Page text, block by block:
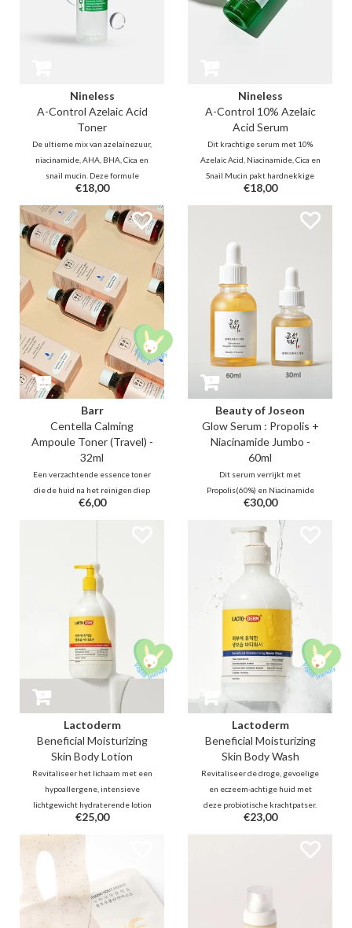
Nineless
A-Control Azelaic Acid
Toner
De ultieme mix van azelaïnezuur,
niacinamide, AHA, BHA, Cica en
snail mucin. Deze formule
vervaagt vlekjes, reguleert talg
en kalmeert roodheid direct. Het
vermindert acne en herstelt de
barrière—dé perfecte match voor
de acne- en rosaceagevoelige
huid!
€18,00
Nineless
A-Control 10% Azelaic
Acid Serum
Dit krachtige serum met 10%
Azelaic Acid, Niacinamide, Cica en
Snail Mucin pakt hardnekkige
pigmentatie aan en vervaagt
acnelittekens. Ideaal voor de
acne- en rosacea-gevoelige huid;
€18,00
Barr
Centella Calming
Ampoule Toner (Travel) -
32ml
Een verzachtende essence toner
die de huid na het reinigen diep
hydrateert dankzij Panthenol,
Jojoba, Ceramide, Hyaluron.
huidherstellende Centella
Asiatica en Houttuynia Cordata.
€6,00
Beauty of Joseon
Glow Serum : Propolis +
Niacinamide Jumbo -
60ml
Dit serum verrijkt met
Propolis(60%) en Niacinamide
(2%) helpt bij het bestrijden van
acne en flare-ups terwijl het je
huid glans en gloed geeft. De
lichte honingachtige textuur kan
helpen bij het vasthouden van
vocht en de huid veerkrachtig
€30,00
Lactoderm
Beneficial Moisturizing
Skin Body Lotion
Revitaliseer het lichaam met een
hypoallergene, intensieve
lichtgewicht hydraterende lotion
boordevol Lactobacillus Ferment
en ceramiden om de geïrriteerde
en eczeem-achtige huid te
verzachten en de vochtbarrière te
versterken.
€25,00
Lactoderm
Beneficial Moisturizing
Skin Body Wash
Revitaliseer de droge, gevoelige
en eczeem-achtige huid met
deze probiotische krachtpatser.
Verrijkt met Lactobacillus
Ferment en Ceramiden herstelt
€23,00